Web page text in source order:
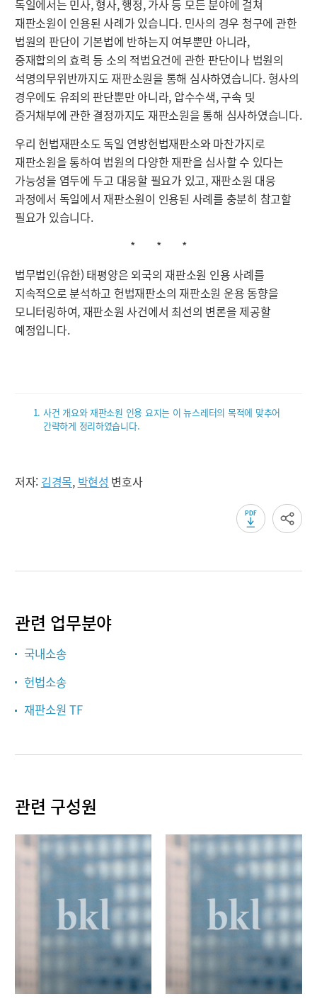
독일에서는 민사, 형사, 행정, 가사 등 모든 분야에 걸쳐
재판소원이 인용된 사례가 있습니다. 민사의 경우 청구에 관한
법원의 판단이 기본법에 반하는지 여부뿐만 아니라,
중재합의의 효력 등 소의 적법요건에 관한 판단이나 법원의
석명의무위반까지도 재판소원을 통해 심사하였습니다. 형사의
경우에도 유죄의 판단뿐만 아니라, 압수수색, 구속 및
증거채부에 관한 결정까지도 재판소원을 통해 심사하였습니다.
우리 헌법재판소도 독일 연방헌법재판소와 마찬가지로
재판소원을 통하여 법원의 다양한 재판을 심사할 수 있다는
가능성을 염두에 두고 대응할 필요가 있고, 재판소원 대응
과정에서 독일에서 재판소원이 인용된 사례를 충분히 참고할
필요가 있습니다.
* * *
법무법인(유한) 태평양은 외국의 재판소원 인용 사례를
지속적으로 분석하고 헌법재판소의 재판소원 운용 동향을
모니터링하여, 재판소원 사건에서 최선의 변론을 제공할
예정입니다.
사건 개요와 재판소원 인용 요지는 이 뉴스레터의 목적에 맞추어
간략하게 정리하였습니다.
저자: 김경목, 박현성 변호사
관련 업무분야
국내소송
헌법소송
재판소원 TF
관련 구성원